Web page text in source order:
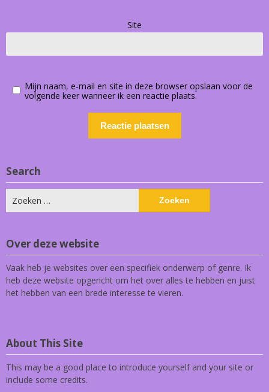
Site
Mijn naam, e-mail en site in deze browser opslaan voor de
volgende keer wanneer ik een reactie plaats.
Search
Zoeken
naar:
Over deze website
Vaak heb je websites over een specifiek onderwerp of genre. Ik
heb deze website opgericht om het over alles te hebben en juist
het hebben van een brede interesse te vieren.
About This Site
This may be a good place to introduce yourself and your site or
include some credits.